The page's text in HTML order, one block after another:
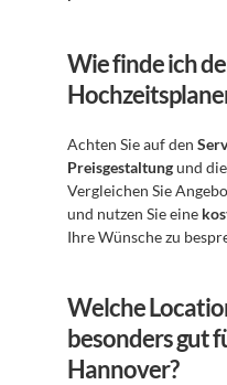
Wie finde ich
Achten Sie auf den
Preisgestaltung und die
Vergleichen Sie
und nutzen Sie eine
Ihre Wünsche zu
Welche
besonders gut
Hannover?